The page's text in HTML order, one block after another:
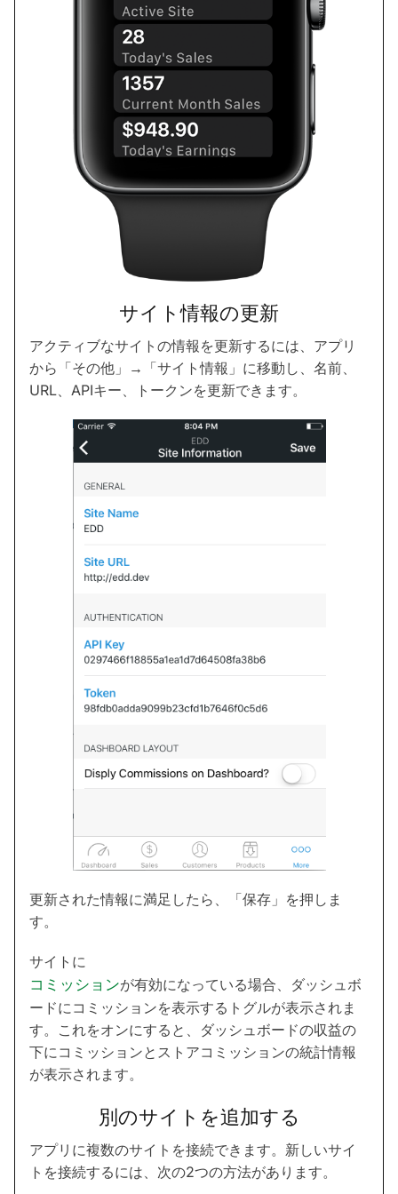
サイト情報の更新
アクティブなサイトの情報を更新するには、アプリ
から「その他」→「サイト情報」に移動し、名前、
URL、APIキー、トークンを更新できます。
更新された情報に満足したら、「保存」を押しま
す。
サイトに
コミッションが有効になっている場合、ダッシュボ
ードにコミッションを表示するトグルが表示されま
す。これをオンにすると、ダッシュボードの収益の
下にコミッションとストアコミッションの統計情報
が表示されます。
別のサイトを追加する
アプリに複数のサイトを接続できます。新しいサイ
トを接続するには、次の2つの方法があります。